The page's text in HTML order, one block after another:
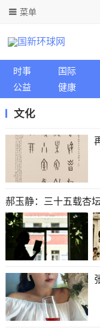
菜单
时事 国际
公益
健康
文化
郝玉静：三十五载杏